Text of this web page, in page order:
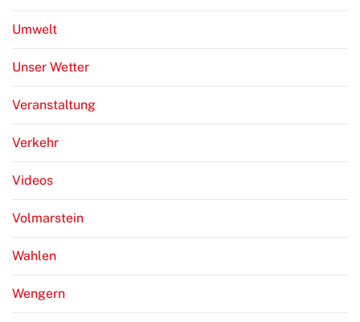
Umwelt
Unser Wetter
Veranstaltung
Verkehr
Videos
Volmarstein
Wahlen
Wengern